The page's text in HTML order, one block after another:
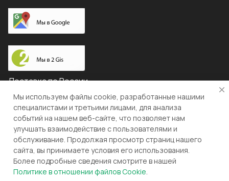
Доставка по России
© 2026 "ЛЕВША"
Конфиденциальность
Оферта
Разработка и поддержка gianit.ru
Мы используем файлы cookie, разработанные нашими
специалистами и третьими лицами, для анализа
событий на нашем веб-сайте, что позволяет нам
улучшать взаимодействие с пользователями и
обслуживание. Продолжая просмотр страниц нашего
сайта, вы принимаете условия его использования.
Более подробные сведения смотрите в нашей
Политике в отношении файлов Cookie.